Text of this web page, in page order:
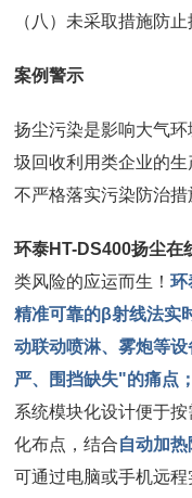
（八）未采取措施防
案例警示
扬尘污染是影响大气
圾回收利用类企业的
不严格落实污染防治措
环泰HT-DS400扬尘在
类风险的应运而生！环
精准可靠的β射线法实
动联动喷淋、雾炮等
严、围挡缺失"的痛点；
系统模块化设计便于
化布点，结合自动加
可通过电脑或手机远